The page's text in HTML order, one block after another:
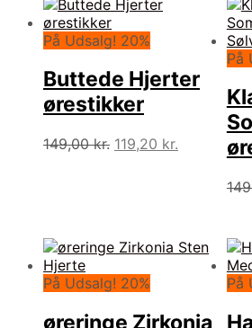
På Udsalg! 20%
Buttede Hjerter
ørestikker
149,00kr. Den
119,20 kr.
aktuelle
På
På Udsalg! 20%
øreringe Zirkonia
På